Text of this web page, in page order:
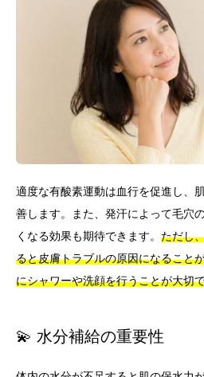
適度な有酸素運動は血行を促進し、
善します。また、発汗によって毛穴
くなる効果も期待できます。 ただし
ると皮膚トラブルの原因になること
にシャワーや洗顔を行うことが大切
💫 水分補給の重要性